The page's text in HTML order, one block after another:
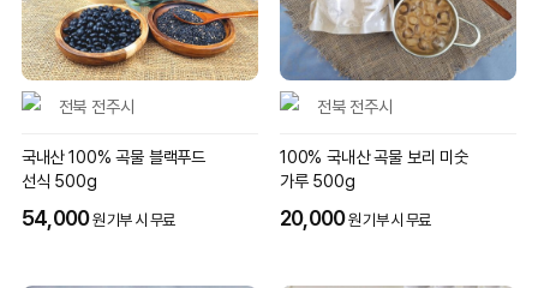
전북 전주시
국내산 100% 곡물 블랙푸드
선식 500g
54,000원 기부 시 무료
전북 전주시
100% 국내산 곡물 보리 미숫
가루 500g
20,000원 기부 시 무료